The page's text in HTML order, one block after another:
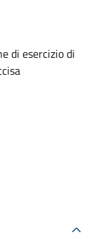
di esercizio di